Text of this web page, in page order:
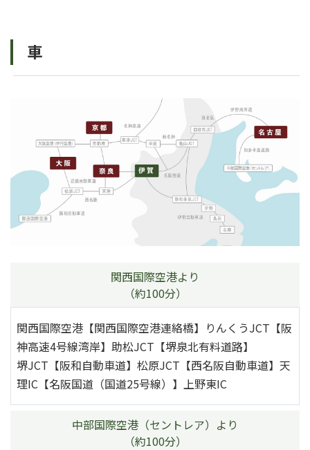
車
関西国際空港より
（約100分）
関西国際空港【関西国際空港連絡橋】りんくうJCT【阪
神高速4号線湾岸】助松JCT【堺泉北有料道路】
堺JCT【阪和自動車道】松原JCT【西名阪自動車道】天
理IC【名阪国道（国道25号線）】上野東IC
中部国際空港（セントレア）より
（約100分）